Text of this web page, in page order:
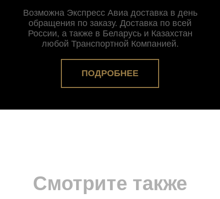
Возможна Экспресс Авиа доставка в день
обращения по заказу. Доставка по всей
России, а также в Беларусь и Казахстан
любой Транспортной Компанией.
ПОДРОБНЕЕ
Смотрите также